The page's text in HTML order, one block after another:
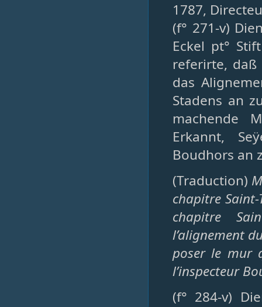
1787,
(f° 271-v)
Eckel pt°
referirte, daß
das
Stadens an
machende
Erkannt,
Boudhors an
(Traduction)
chapitre
chapitre
l’alignement
poser le mur
l’inspecteur
(f° 284-v)